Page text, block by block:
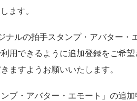
ます。
ナルの拍手スタンプ・アバター・
用できるように追加登録をご希
ますようお願いいたします。
プ・アバター・エモート」の追